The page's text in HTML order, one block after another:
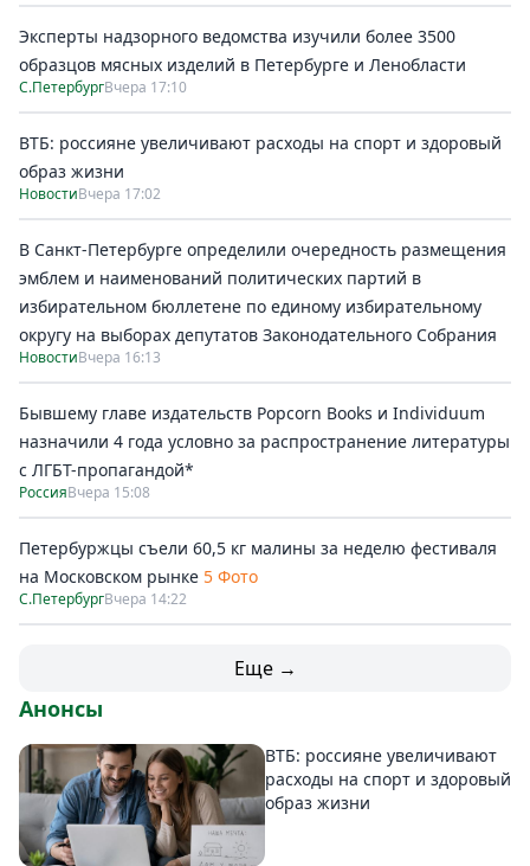
Эксперты надзорного ведомства изучили более 3500
образцов мясных изделий в Петербурге и Ленобласти
С.ПетербургВчера 17:10
ВТБ: россияне увеличивают расходы на спорт и здоровый
образ жизни
НовостиВчера 17:02
В Санкт-Петербурге определили очередность размещения
эмблем и наименований политических партий в
избирательном бюллетене по единому избирательному
округу на выборах депутатов Законодательного Собрания
НовостиВчера 16:13
Бывшему главе издательств Popcorn Books и Individuum
назначили 4 года условно за распространение литературы
с ЛГБТ-пропагандой*
РоссияВчера 15:08
Петербуржцы съели 60,5 кг малины за неделю фестиваля
на Московском рынке 5 Фото
С.ПетербургВчера 14:22
Еще →
Анонсы
ВТБ: россияне увеличивают
расходы на спорт и здоровый
образ жизни